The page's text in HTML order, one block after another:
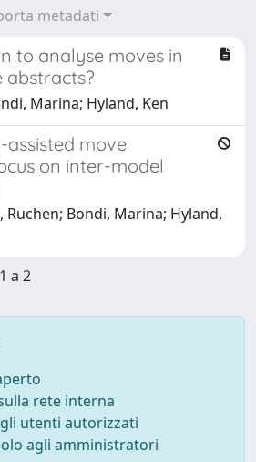
metadati
to analyse moves in
abstracts?
Marina; Hyland, Ken
assisted move
on inter-model
Ruchen; Bondi, Marina; Hyland,
a 2
rete interna
utenti autorizzati
agli amministratori